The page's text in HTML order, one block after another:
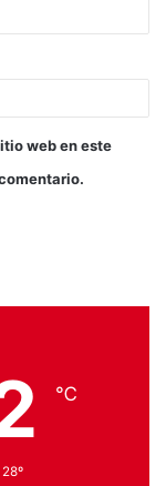
web en este
℃